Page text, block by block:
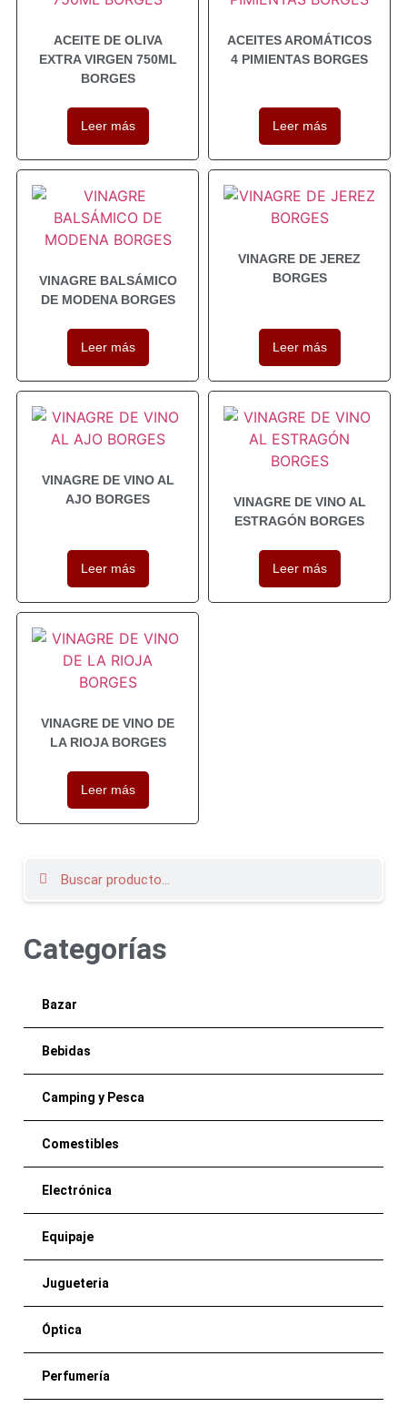
Categorías
Bazar
Bebidas
Camping y Pesca
Comestibles
Electrónica
Equipaje
Jugueteria
Óptica
Perfumería
ACEITE DE OLIVA
EXTRA VIRGEN 750ML
BORGES
Leer más
ACEITES AROMÁTICOS
4 PIMIENTAS BORGES
Leer más
VINAGRE BALSÁMICO
DE MODENA BORGES
Leer más
VINAGRE DE JEREZ
BORGES
Leer más
VINAGRE DE VINO AL
AJO BORGES
Leer más
VINAGRE DE VINO AL
ESTRAGÓN BORGES
Leer más
VINAGRE DE VINO DE
LA RIOJA BORGES
Leer más